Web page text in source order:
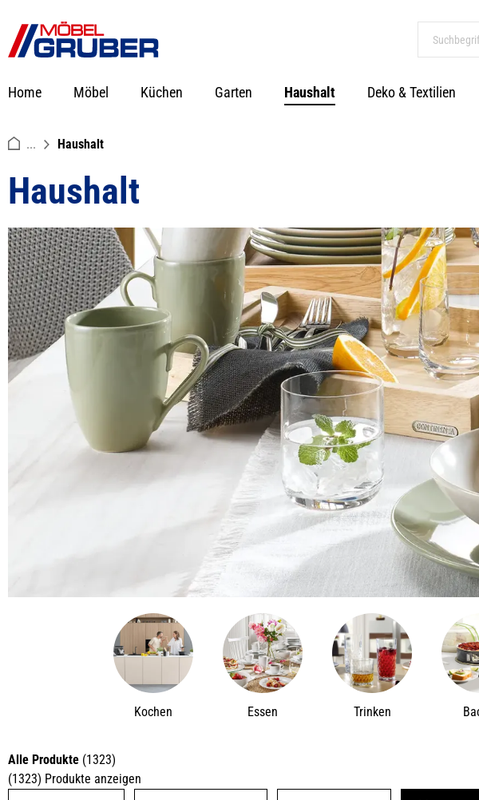
Zur Hauptnavigation springen
Home Möbel Küchen Garten Haushalt Deko & Textilien
... Haushalt
Haushalt
Kochen Essen Trinken
Alle Produkte (1323)
(1323) Produkte anzeigen